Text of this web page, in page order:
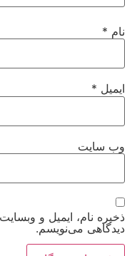
نام *
ایمیل *
وب‌ سایت
ذخیره نام، ایمیل و
دیدگاهی می‌نویسم.